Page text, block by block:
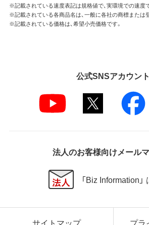
※記載されている速度表記は規格値で、実環境での速度
※記載されている各商品名は、一般に各社の商標または
※記載されている価格は、希望小売価格です。
公式SNSアカウント
法人のお客様向けメール
「Biz Information」